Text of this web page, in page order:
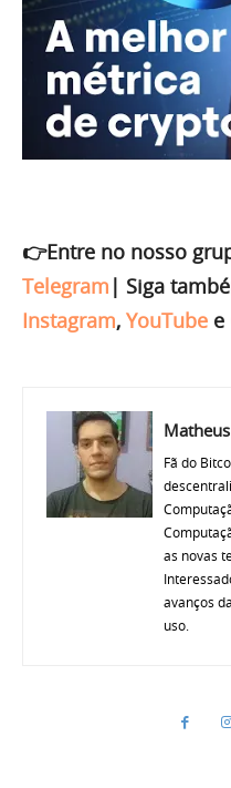
👉Entre no nosso
Telegram | Siga
Instagram, YouTube e
Fã do
as novas
avanços
uso.